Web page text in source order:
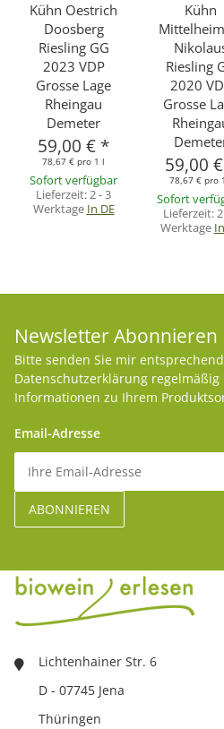
Kühn Oestrich
Doosberg
Riesling GG
2023 VDP
Grosse Lage
Rheingau
Demeter
59,00 € *
78,67 € pro 1 l
Sofort verfügbar
Lieferzeit:2 - 3
Werktage In DE
Kühn
Riesling
2020
Grosse
59,00 €
78,67 € pro
Sofort
Lieferzeit:
Werktage
Newsletter Abonnieren
Bitte senden Sie mir
Datenschutzerklärung
Informationen zu Ihrem
Email-Adresse
Lichtenhainer Str. 6
D - 07745 Jena
Thüringen